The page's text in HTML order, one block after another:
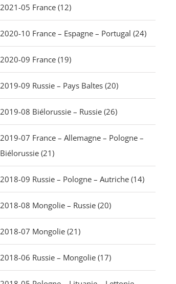
2021-05 France (12)
2020-10 France – Espagne – Portugal (24)
2020-09 France (19)
2019-09 Russie – Pays Baltes (20)
2019-08 Biélorussie – Russie (26)
2019-07 France – Allemagne – Pologne –
Biélorussie (21)
2018-09 Russie – Pologne – Autriche (14)
2018-08 Mongolie – Russie (20)
2018-07 Mongolie (21)
2018-06 Russie – Mongolie (17)